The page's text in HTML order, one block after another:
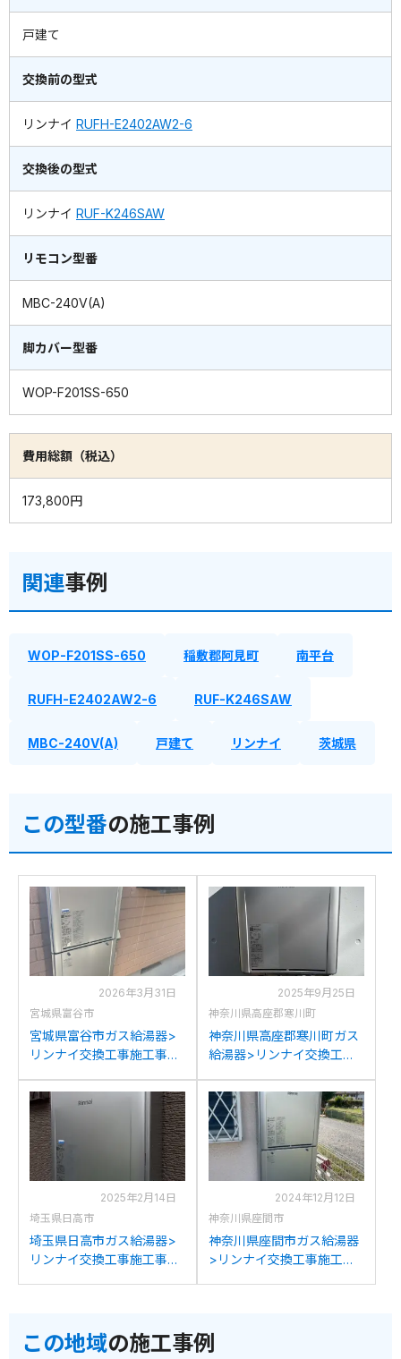
戸建て
交換前の型式
リンナイ RUFH-E2402AW2-6
交換後の型式
リンナイ RUF-K246SAW
リモコン型番
MBC-240V(A)
脚カバー型番
WOP-F201SS-650
費用総額（税込）
173,800円
関連事例
WOP-F201SS-650 稲敷郡阿見町 南平台
RUFH-E2402AW2-6 RUF-K246SAW
MBC-240V(A) 戸建て リンナイ 茨城県
この型番の施工事例
2026年3月31日
宮城県富谷市
宮城県富谷市ガス給湯器>
リンナイ交換工事施工事
らリンナイRUF-K246SAW
への交換
2025年9月25日
神奈川県高座郡寒川町
神奈川県高座郡寒川町ガス
給湯器>リンナイ交換工事
A2400SAW(A)からリンナ
イRUF-K246SAWへの交換
2025年2月14日
埼玉県日高市
埼玉県日高市ガス給湯器>
リンナイ交換工事施工事
2024年12月12日
神奈川県座間市
神奈川県座間市ガス給湯器
>リンナイ交換工事施工事
この地域の施工事例